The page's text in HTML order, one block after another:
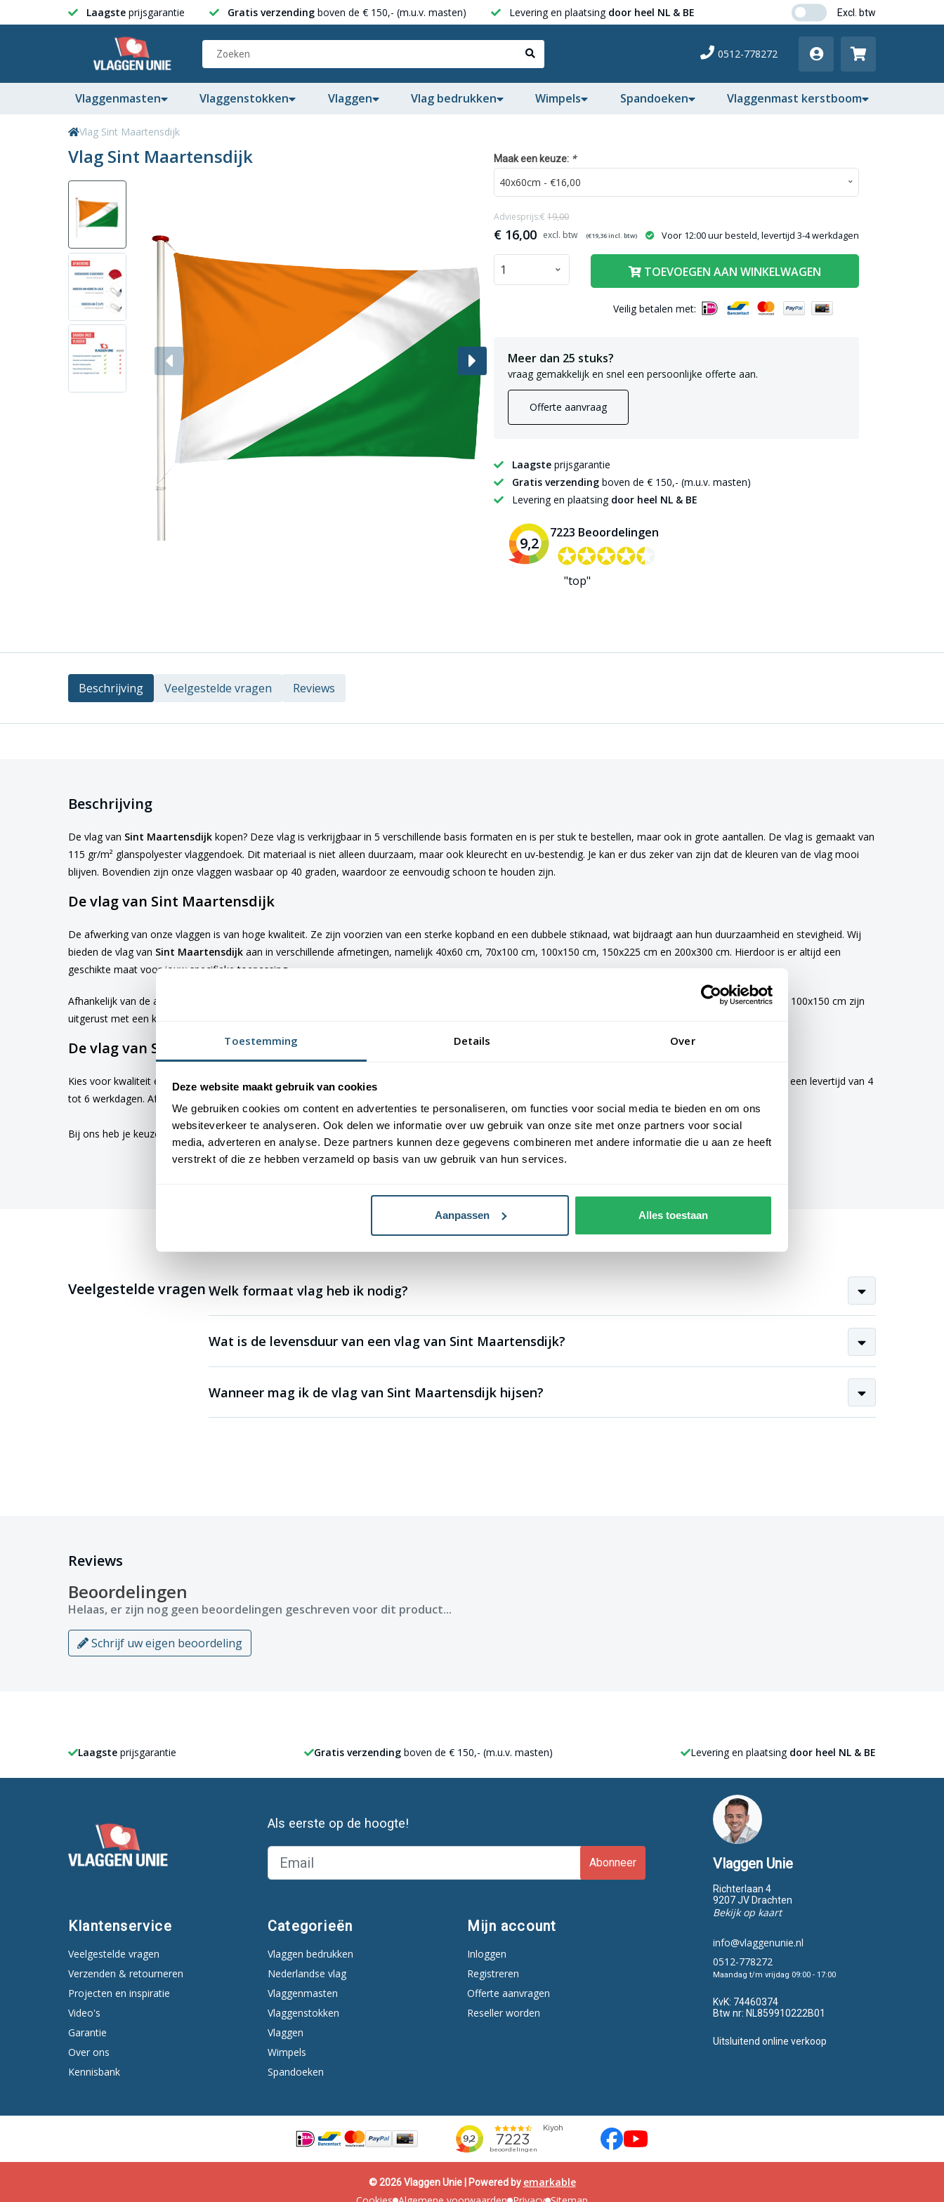
Toestemming Details Over
Deze website maakt gebruik van cookies
We gebruiken cookies om content en advertenties te personaliseren, om functies voor social media te bieden en om ons
websiteverkeer te analyseren. Ook delen we informatie over uw gebruik van onze site met onze partners voor social
media, adverteren en analyse. Deze partners kunnen deze gegevens combineren met andere informatie die u aan ze heeft
verstrekt of die ze hebben verzameld op basis van uw gebruik van hun services.
Aanpassen Alles toestaan
Laagste prijsgarantie Gratis verzending boven de € 150,- (m.u.v. masten) Levering en plaatsing door heel NL & BE
0512-778272
Vlaggenmasten Vlaggenstokken Vlaggen Vlag bedrukken Wimpels Spandoeken Vlaggenmast kerstboom
Vlag Sint Maartensdijk
Vlag Sint Maartensdijk Maak een keuze: *
€ 16,00 (€19,36incl. btw)
Adviesprijs:€19,00
Voor 12:00 uur besteld, levertijd 3-4 werkdagen
TOEVOEGEN AAN WINKELWAGEN
Veilig betalen met:
Meer dan 25 stuks?
vraag gemakkelijk en snel een persoonlijke offerte aan.
Offerte aanvraag
Laagste prijsgarantie
Gratis verzending boven de € 150,- (m.u.v. masten)
Levering en plaatsing door heel NL & BE
9,2
7223 Beoordelingen
✪✪✪✪✪
✪✪✪✪✪
"top"
Beschrijving Veelgestelde vragen Reviews
Beschrijving
De vlag van Sint Maartensdijk kopen? Deze vlag is verkrijgbaar in 5 verschillende basis formaten en is per stuk te bestellen, maar ook in grote aantallen. De vlag is gemaakt van
115 gr/m² glanspolyester vlaggendoek. Dit materiaal is niet alleen duurzaam, maar ook kleurecht en uv-bestendig. Je kan er dus zeker van zijn dat de kleuren van de vlag mooi
blijven. Bovendien zijn onze vlaggen wasbaar op 40 graden, waardoor ze eenvoudig schoon te houden zijn.
De vlag van Sint Maartensdijk
De afwerking van onze vlaggen is van hoge kwaliteit. Ze zijn voorzien van een sterke kopband en een dubbele stiknaad, wat bijdraagt aan hun duurzaamheid en stevigheid. Wij
bieden de vlag van Sint Maartensdijk aan in verschillende afmetingen, namelijk 40x60 cm, 70x100 cm, 100x150 cm, 150x225 cm en 200x300 cm. Hierdoor is er altijd een
geschikte maat voor jouw specifieke toepassing
Afhankelijk van de afmetingen die je kiest, worden de vlaggen voorzien van verschillende bevestigingsmogelijkheden. De vlaggen van 40x60 cm, 70x100 cm en 100x150 cm zijn
uitgerust met een koord en lusje, terwijl de grotere maten van 150x225 cm en 200x300 cm zijn voorzien van clips.
De vlag van Sint Maartensdijk bestellen
Kies voor kwaliteit en betrouwbaarheid met vlaggen van Vlaggen Unie. Alle dorps- en stadsvlaggen worden met de grootst mogelijke zorg gemaakt en hebben een levertijd van 4
tot 6 werkdagen. Afhankelijk van de locatie hebben vlaggen een gemiddelde levensduur van 3 tot 6 maanden.
Bij ons heb je keuze uit alledorps- en stadsvlaggenvan Nederland.
Veelgestelde vragen Welk formaat vlag heb ik nodig?
Wat is de levensduur van een vlag van Sint Maartensdijk?
Wanneer mag ik de vlag van Sint Maartensdijk hijsen?
Reviews
Beoordelingen
Helaas, er zijn nog geen beoordelingen geschreven voor dit product...
Schrijf uw eigen beoordeling
Laagste prijsgarantie Gratis verzending boven de € 150,- (m.u.v. masten) Levering en plaatsing door heel NL & BE
Als eerste op de hoogte!
Abonneer
Klantenservice
Veelgestelde vragen
Verzenden & retourneren
Projecten en inspiratie
Video's
Garantie
Over ons
Kennisbank
Categorieën
Vlaggen bedrukken
Nederlandse vlag
Vlaggenmasten
Vlaggenstokken
Vlaggen
Wimpels
Spandoeken
Mijn account
Inloggen
Registreren
Offerte aanvragen
Reseller worden
Vlaggen Unie
Richterlaan 4
9207 JV Drachten
Bekijk op kaart
info@vlaggenunie.nl
0512-778272
Maandag t/m vrijdag 09:00 - 17:00
KvK: 74460374
Btw nr: NL859910222B01
Uitsluitend online verkoop
© 2026 Vlaggen Unie | Powered by emarkable